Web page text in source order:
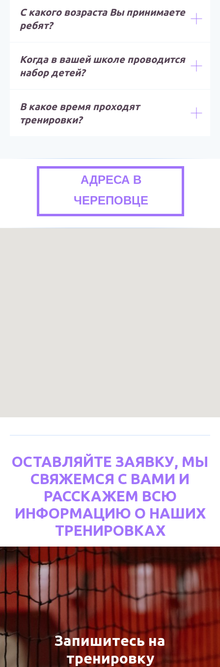
С какого возраста Вы принимаете
ребят?
Когда в вашей школе проводится
набор детей?
В какое время проходят
тренировки?
АДРЕСА В
ЧЕРЕПОВЦЕ
ОСТАВЛЯЙТЕ ЗАЯВКУ, МЫ
СВЯЖЕМСЯ С ВАМИ И
РАССКАЖЕМ ВСЮ
ИНФОРМАЦИЮ О НАШИХ
ТРЕНИРОВКАХ
Запишитесь на
тренировку